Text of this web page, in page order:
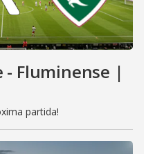
- Fluminense |
partida!